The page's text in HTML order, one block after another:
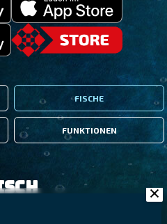
FISCHE
FUNKTIONEN